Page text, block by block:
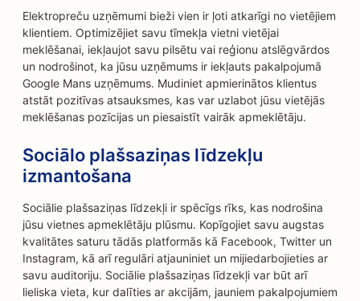
Elektropreču uzņēmumi bieži vien ir ļoti atkarīgi no vietējiem
klientiem. Optimizējiet savu tīmekļa vietni vietējai
meklēšanai, iekļaujot savu pilsētu vai reģionu atslēgvārdos
un nodrošinot, ka jūsu uzņēmums ir iekļauts pakalpojumā
Google Mans uzņēmums. Mudiniet apmierinātos klientus
atstāt pozitīvas atsauksmes, kas var uzlabot jūsu vietējās
meklēšanas pozīcijas un piesaistīt vairāk apmeklētāju.
Sociālo plašsaziņas līdzekļu
izmantošana
Sociālie plašsaziņas līdzekļi ir spēcīgs rīks, kas nodrošina
jūsu vietnes apmeklētāju plūsmu. Kopīgojiet savu augstas
kvalitātes saturu tādās platformās kā Facebook, Twitter un
Instagram, kā arī regulāri atjauniniet un mijiedarbojieties ar
savu auditoriju. Sociālie plašsaziņas līdzekļi var būt arī
lieliska vieta, kur dalīties ar akcijām, jauniem pakalpojumiem